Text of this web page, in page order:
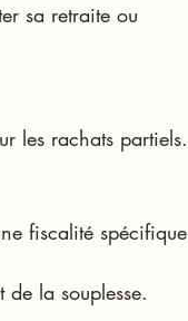
sa retraite ou
les rachats partiels.
fiscalité spécifique
la souplesse.